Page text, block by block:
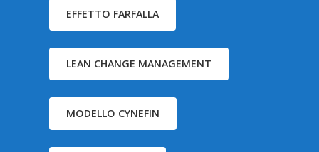
EFFETTO FARFALLA
LEAN CHANGE MANAGEMENT
MODELLO CYNEFIN